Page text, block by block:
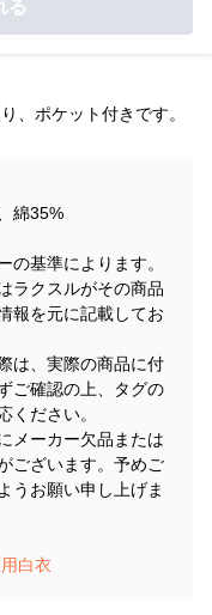
る
、ポケット付きです。
綿35%
の基準によります。
ラクスルがその商品
報を元に記載してお
は、実際の商品に付
ご確認の上、タグの
ください。
メーカー欠品または
ございます。予めご
うお願い申し上げま
白衣